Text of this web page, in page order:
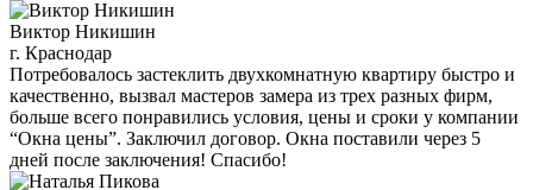
Виктор Никишин
г. Краснодар
Потребовалось застеклить двухкомнатную квартиру быстро и
качественно, вызвал мастеров замера из трех разных фирм,
больше всего понравились условия, цены и сроки у компании
“Окна цены”. Заключил договор. Окна поставили через 5
дней после заключения! Спасибо!